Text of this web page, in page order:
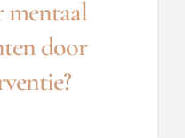
mentaal
door